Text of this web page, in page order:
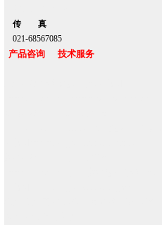
传 真
021-68567085
产品咨询 技术服务